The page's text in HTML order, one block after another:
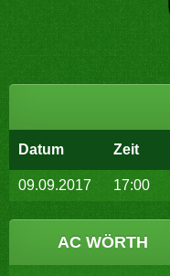
Datum Zeit
09.09.2017 17:00
AC WÖRTH